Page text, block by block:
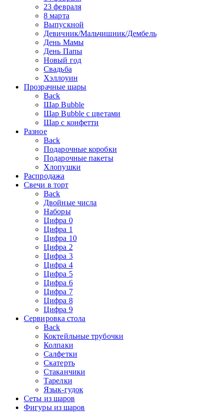
23 февраля
8 марта
Выпускной
Девичник/Мальчишник/Дембель
День Мамы
День Папы
Новый год
Свадьба
Хэллоуин
Прозрачные шары
Back
Шар Bubble
Шар Bubble с цветами
Шар с конфетти
Разное
Back
Подарочные коробки
Подарочные пакеты
Хлопушки
Распродажа
Свечи в торт
Back
Двойные числа
Наборы
Цифра 0
Цифра 1
Цифра 10
Цифра 2
Цифра 3
Цифра 4
Цифра 5
Цифра 6
Цифра 7
Цифра 8
Цифра 9
Сервировка стола
Back
Коктейльные трубочки
Колпаки
Салфетки
Скатерть
Стаканчики
Тарелки
Язык-гудок
Сеты из шаров
Фигуры из шаров